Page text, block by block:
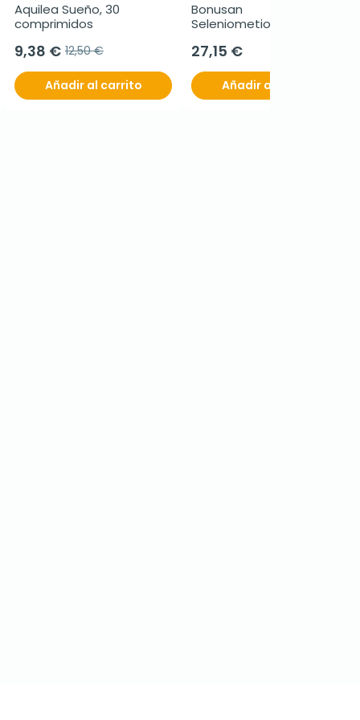
Aquilea Sueño, 30
comprimidos
9,38 € 12,50 €
Añadir al carrito
Bonusan
Seleniometionina 200, 120
27,15 €
Añadir al carrito